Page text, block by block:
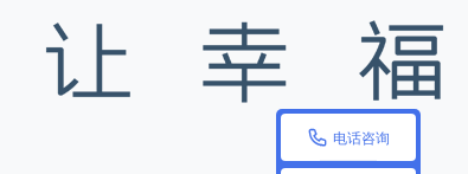
 电话咨询